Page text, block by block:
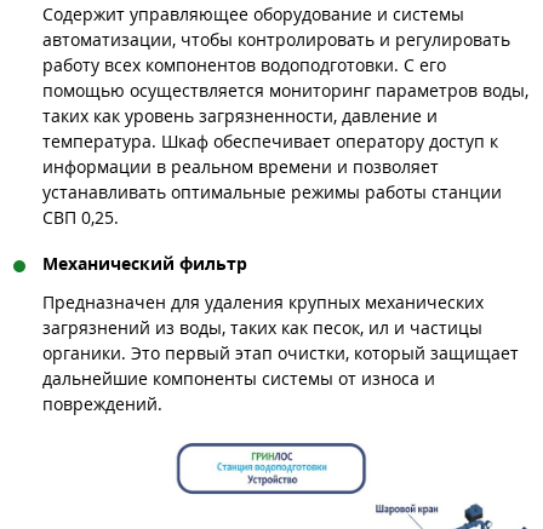
Содержит управляющее оборудование и системы
автоматизации, чтобы контролировать и регулировать
работу всех компонентов водоподготовки. С его
помощью осуществляется мониторинг параметров воды,
таких как уровень загрязненности, давление и
температура. Шкаф обеспечивает оператору доступ к
информации в реальном времени и позволяет
устанавливать оптимальные режимы работы станции
СВП 0,25.
Механический фильтр
Предназначен для удаления крупных механических
загрязнений из воды, таких как песок, ил и частицы
органики. Это первый этап очистки, который защищает
дальнейшие компоненты системы от износа и
повреждений.